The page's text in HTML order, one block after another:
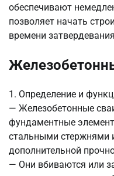
обеспечивают
позволяет начать
времени
1. Определение и
— Железобетонные
фундаментные
стальными стержнями
дополнительной
— Они вбиваются или